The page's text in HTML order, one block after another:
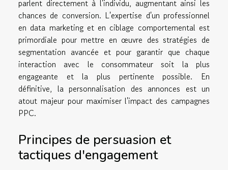
parlent directement à l'individu, augmentant ainsi les
chances de conversion. L'expertise d'un professionnel
en data marketing et en ciblage comportemental est
primordiale pour mettre en œuvre des stratégies de
segmentation avancée et pour garantir que chaque
interaction avec le consommateur soit la plus
engageante et la plus pertinente possible. En
définitive, la personnalisation des annonces est un
atout majeur pour maximiser l'impact des campagnes
PPC.
Principes de persuasion et
tactiques d'engagement